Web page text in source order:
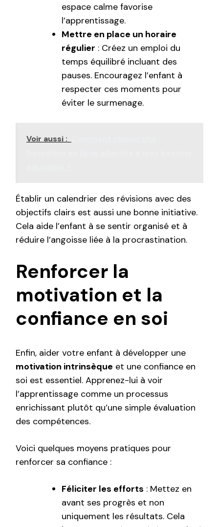
espace calme favorise
l’apprentissage.
Mettre en place un horaire
régulier : Créez un emploi du
temps équilibré incluant des
pauses. Encouragez l’enfant à
respecter ces moments pour
éviter le surmenage.
Voir aussi :
Établir un calendrier des révisions avec des
objectifs clairs est aussi une bonne initiative.
Cela aide l’enfant à se sentir organisé et à
réduire l’angoisse liée à la procrastination.
Renforcer la
motivation et la
confiance en soi
Enfin, aider votre enfant à développer une
motivation intrinsèque et une confiance en
soi est essentiel. Apprenez-lui à voir
l’apprentissage comme un processus
enrichissant plutôt qu’une simple évaluation
des compétences.
Voici quelques moyens pratiques pour
renforcer sa confiance :
Féliciter les efforts : Mettez en
avant ses progrès et non
uniquement les résultats. Cela